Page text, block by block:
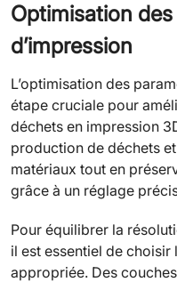
Optimisation
d’impression
L’optimisation des
étape cruciale pour
déchets en impression
production de déchets
matériaux tout en
grâce à un réglage
Pour équilibrer la
il est essentiel de choisir
appropriée. Des